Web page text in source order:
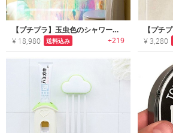
【プチプラ】玉虫色のシャワーカーテン
¥ 18,980 送料込み +219 ¥ 3,280